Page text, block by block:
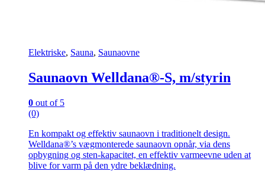
Elektriske, Sauna, Saunaovne
Saunaovn Welldana®-S, m/styrin
0 out of 5
(0)
En kompakt og effektiv saunaovn i traditionelt design.
Welldana®’s vægmonterede saunaovn opnår, via dens
opbygning og sten-kapacitet, en effektiv varmeevne uden at
blive for varm på den ydre beklædning.